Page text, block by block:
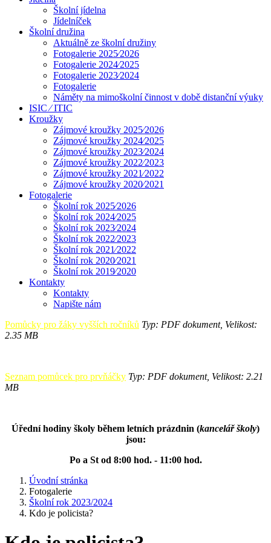
Školní jídelna
Jídelníček
Školní družina
Aktuálně ze školní družiny
Fotogalerie 2025⁄2026
Fotogalerie 2024⁄2025
Fotogalerie 2023⁄2024
Fotogalerie
Náměty na mimoškolní činnost v době distanční výuky
ISIC ⁄ ITIC
Kroužky
Zájmové kroužky 2025⁄2026
Zájmové kroužky 2024⁄2025
Zájmové kroužky 2023⁄2024
Zájmové kroužky 2022⁄2023
Zájmové kroužky 2021⁄2022
Zájmové kroužky 2020⁄2021
Fotogalerie
Školní rok 2025⁄2026
Školní rok 2024⁄2025
Školní rok 2023⁄2024
Školní rok 2022⁄2023
Školní rok 2021⁄2022
Školní rok 2020⁄2021
Školní rok 2019⁄2020
Kontakty
Kontakty
Napište nám
Pomůcky pro žáky vyšších ročníků Typ: PDF dokument, Velikost:
2.35 MB
Seznam pomůcek pro prvňáčky Typ: PDF dokument, Velikost: 2.21
MB
Úřední hodiny školy během letních prázdnin (kancelář školy)
jsou:
Po a St od 8:00 hod. - 11:00 hod.
Úvodní stránka
Fotogalerie
Školní rok 2023/2024
Kdo je policista?